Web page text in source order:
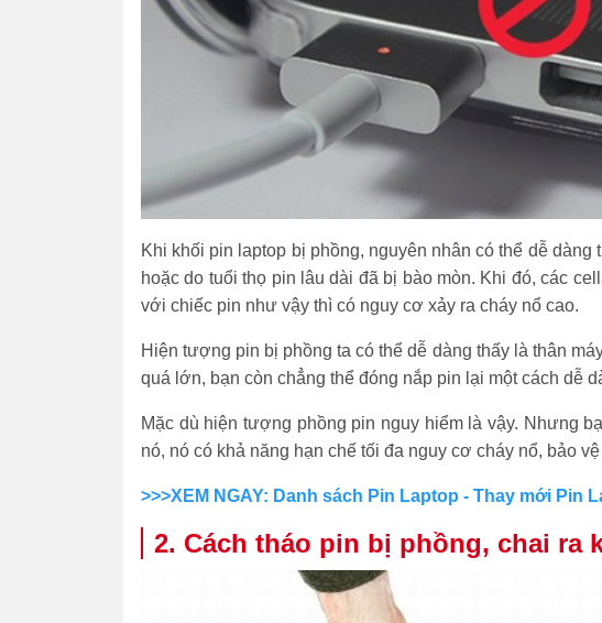
Khi khối pin laptop bị phồng, nguyên nhân có thể dễ
hoặc do tuổi thọ pin lâu dài đã bị bào mòn. Khi đó, các
với chiếc pin như vậy thì có nguy cơ xảy ra cháy nổ cao.
Hiện tượng pin bị phồng ta có thể dễ dàng thấy là thân
quá lớn, bạn còn chẳng thể đóng nắp pin lại một cách dễ
Mặc dù hiện tượng phồng pin nguy hiểm là vậy. Nhưng
nó, nó có khả năng hạn chế tối đa nguy cơ cháy nổ, bảo
>>>XEM NGAY: Danh sách Pin Laptop - Thay mới Pin
2. Cách tháo pin bị phồng, chai ra